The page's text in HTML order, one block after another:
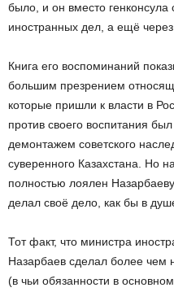
было, и он вместо генконсула
иностранных дел, а ещё
Книга его воспоминаний
большим презрением
которые пришли к власти в
против своего воспитания
демонтажем советского
суверенного Казахстана. Но
полностью лоялен
делал своё дело, как бы в
Тот факт, что министра
Назарбаев сделал более чем
(в чьи обязанности в